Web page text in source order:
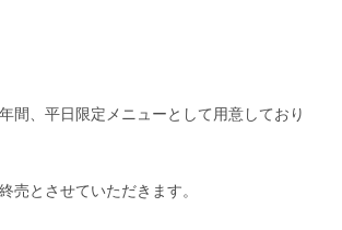
間、平日限定メニューとして用意しており
売とさせていただきます。